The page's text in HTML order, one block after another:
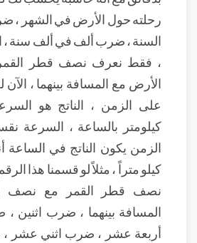
رحلته حول الأرض في الشهر ،
السنة ، ضرب ألف في ألف سنة ،
، فقط نعرف نصف قطر
الأرض مع المسافة بينهما ،
على الزمن ، الناتج هو
كيلومتر بالساعة ، السرعة
الزمن يكون الناتج في الساعة
كيلو متراً ، مثلاً لو قسمنا هذا
نصف قطر القمر مع نصف
المسافة بينهما ، ضرب اثنين
أربعة عشر ، ضرب اثني عشر